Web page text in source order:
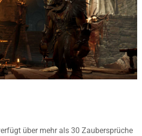
über mehr als 30 Zaubersprüche